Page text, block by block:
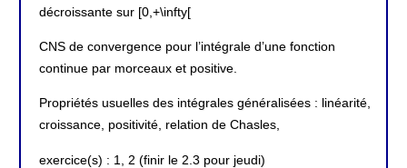
décroissante sur [0,+\infty[
CNS de convergence pour l’intégrale d’une fonction
continue par morceaux et positive.
Propriétés usuelles des intégrales généralisées : linéarité,
croissance, positivité, relation de Chasles,
exercice(s) : 1, 2 (finir le 2.3 pour jeudi)